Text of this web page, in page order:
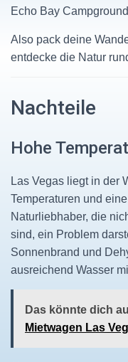
Echo Bay
Also pack deine
entdecke die Natur
Nachteile
Hohe
Las Vegas liegt in der
Temperaturen und
Naturliebhaber, die
sind, ein Problem
Sonnenbrand und
ausreichend Wasser
Das könnte dich
Mietwagen Las